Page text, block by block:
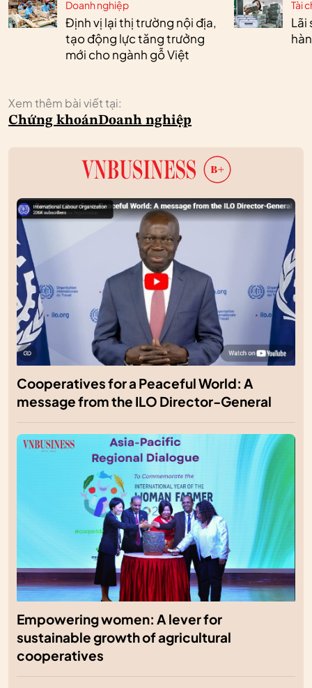
Doanh nghiệp
Định vị lại thị trường nội địa,
tạo động lực tăng trưởng
mới cho ngành gỗ Việt
Tài
Lãi
Xem thêm bài viết tại:
Chứng khoánDoanh nghiệp
Cooperatives for a Peaceful World: A
message from the ILO Director-General
Empowering women: A lever for
sustainable growth of agricultural
cooperatives